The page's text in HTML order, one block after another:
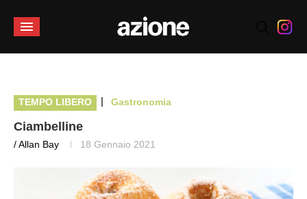
TEMPO LIBERO | Gastronomia
Ciambelline
/ Allan Bay 18 Gennaio 2021